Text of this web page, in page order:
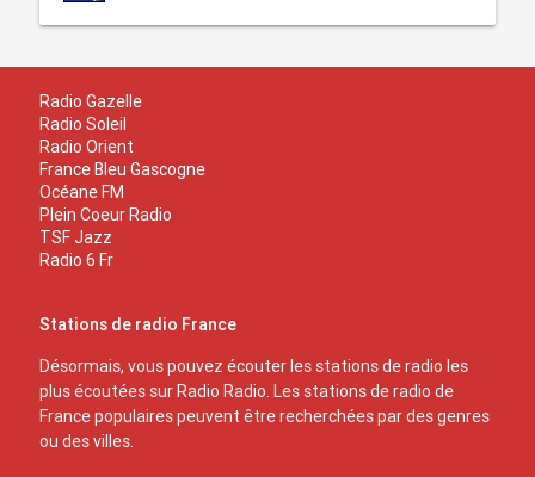
Radio Gazelle
Radio Soleil
Radio Orient
France Bleu Gascogne
Océane FM
Plein Coeur Radio
TSF Jazz
Radio 6 Fr
Stations de radio France
Désormais, vous pouvez écouter les stations de radio les
plus écoutées sur Radio Radio. Les stations de radio de
France populaires peuvent être recherchées par des genres
ou des villes.